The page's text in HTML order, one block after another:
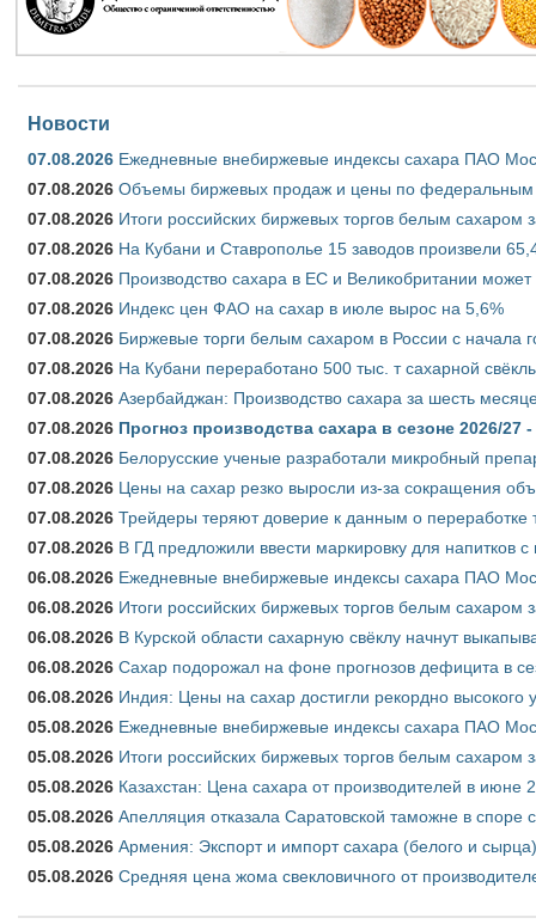
Новости
07.08.2026 Ежедневные внебиржевые индексы сахара ПАО
07.08.2026 Объемы биржевых продаж и цены по федеральным
07.08.2026 Итоги российских биржевых торгов белым сахаром
07.08.2026 На Кубани и Ставрополье 15 заводов произвели
07.08.2026 Производство сахара в ЕС и Великобритании
07.08.2026 Индекс цен ФАО на сахар в июле вырос на 5,6%
07.08.2026 Биржевые торги белым сахаром в России с начала
07.08.2026 На Кубани переработано 500 тыс. т сахарной
07.08.2026 Азербайджан: Производство сахара за шесть
07.08.2026 Прогноз производства сахара в сезоне 2026/
07.08.2026 Белорусские ученые разработали микробный
07.08.2026 Цены на сахар резко выросли из-за сокращения
07.08.2026 Трейдеры теряют доверие к данным о переработке
07.08.2026 В ГД предложили ввести маркировку для напитков
06.08.2026 Ежедневные внебиржевые индексы сахара ПАО
06.08.2026 Итоги российских биржевых торгов белым сахаром
06.08.2026 В Курской области сахарную свёклу начнут
06.08.2026 Сахар подорожал на фоне прогнозов дефицита в
06.08.2026 Индия: Цены на сахар достигли рекордно высокого
05.08.2026 Ежедневные внебиржевые индексы сахара ПАО
05.08.2026 Итоги российских биржевых торгов белым сахаром
05.08.2026 Казахстан: Цена сахара от производителей в июне
05.08.2026 Апелляция отказала Саратовской таможне в
05.08.2026 Армения: Экспорт и импорт сахара (белого и
05.08.2026 Средняя цена жома свекловичного от